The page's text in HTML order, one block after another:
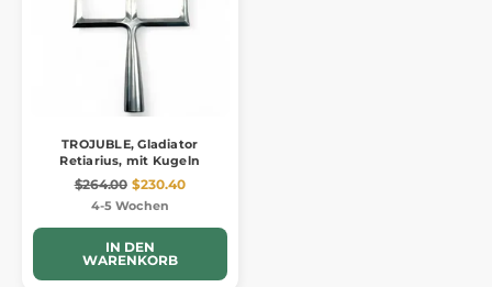
TROJUBLE, Gladiator
Retiarius, mit Kugeln
$264.00 $230.40
4-5 Wochen
IN DEN
WARENKORB